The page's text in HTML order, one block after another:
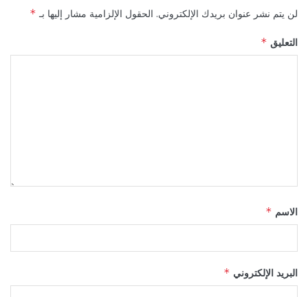
لن يتم نشر عنوان بريدك الإلكتروني. الحقول الإلزامية مشار إليها بـ *
التعليق *
الاسم *
البريد الإلكتروني *